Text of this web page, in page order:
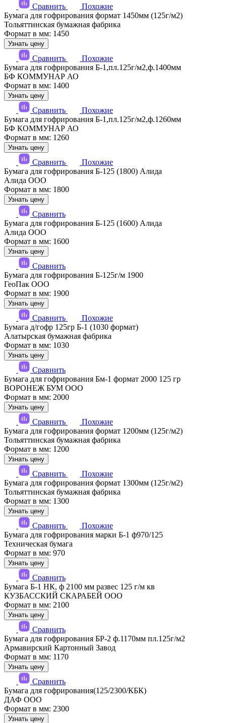
Сравнить
Похожие
Бумага для гофрирования формат 1450мм (125г/м2)
Тольяттинская бумажная фабрика
Формат в мм: 1450
Узнать цену
Сравнить
Похожие
Бумага для гофрирования Б-1,пл.125г/м2,ф.1400мм
БФ КОММУНАР АО
Формат в мм: 1400
Узнать цену
Сравнить
Похожие
Бумага для гофрирования Б-1,пл.125г/м2,ф.1260мм
БФ КОММУНАР АО
Формат в мм: 1260
Узнать цену
Сравнить
Похожие
Бумага для гофрирования Б-125 (1800) Алида
Алида ООО
Формат в мм: 1800
Узнать цену
Сравнить
Бумага для гофрирования Б-125 (1600) Алида
Алида ООО
Формат в мм: 1600
Узнать цену
Сравнить
Бумага для гофрирования Б-125г/м 1900
ГеоПак ООО
Формат в мм: 1900
Узнать цену
Сравнить
Похожие
Бумага д/гофр 125гр Б-1 (1030 формат)
Алатырская бумажная фабрика
Формат в мм: 1030
Узнать цену
Сравнить
Бумага для гофрирования Бм-1 формат 2000 125 гр
ВОРОНЕЖ БУМ ООО
Формат в мм: 2000
Узнать цену
Сравнить
Похожие
Бумага для гофрирования формат 1200мм (125г/м2)
Тольяттинская бумажная фабрика
Формат в мм: 1200
Узнать цену
Сравнить
Похожие
Бумага для гофрирования формат 1300мм (125г/м2)
Тольяттинская бумажная фабрика
Формат в мм: 1300
Узнать цену
Сравнить
Похожие
Бумага для гофрирования марки Б-1 ф970/125
Техническая бумага
Формат в мм: 970
Узнать цену
Сравнить
Бумага Б-1 НК, ф 2100 мм развес 125 г/м кв
КУЗБАССКИЙ СКАРАБЕЙ ООО
Формат в мм: 2100
Узнать цену
Сравнить
Бумага для гофрирования БР-2 ф.1170мм пл.125г/м2
Армавирский Картонный Завод
Формат в мм: 1170
Узнать цену
Сравнить
Бумага для гофрирования(125/2300/КБК)
ДАФ ООО
Формат в мм: 2300
Узнать цену